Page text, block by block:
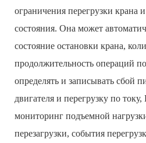
ограничения перегрузки крана
состояния. Она может
состояние остановки крана,
продолжительность операций
определять и записывать сбой
двигателя и перегрузку по
мониторинг подъемной
перезагрузки, события